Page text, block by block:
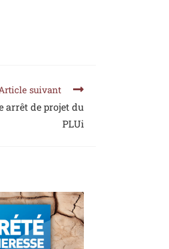
suivant
arrêt de projet du
PLUi